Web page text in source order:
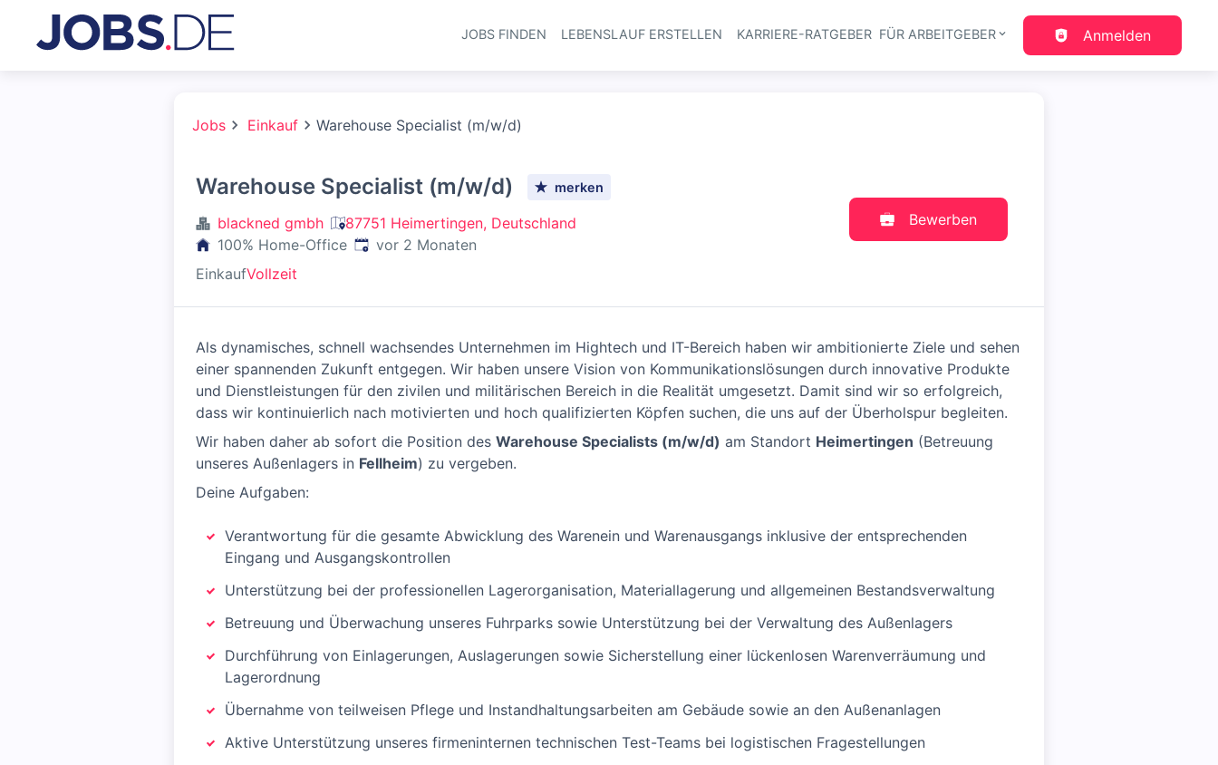
Haupt-Navigation
JOBS FINDEN LEBENSLAUF ERSTELLEN KARRIERE-RATGEBER FÜR ARBEITGEBER Anmelden
Jobs Einkauf Warehouse Specialist (m/w/d)
Warehouse Specialist (m/w/d) merken
blackned gmbh
87751 Heimertingen, Deutschland
100% Home-Office Veröffentlicht:
vor 2 Monaten
EinkaufVollzeit
Bewerben
Als dynamisches, schnell wachsendes Unternehmen im Hightech und IT-Bereich haben wir ambitionierte Ziele und sehen
einer spannenden Zukunft entgegen. Wir haben unsere Vision von Kommunikationslösungen durch innovative Produkte
und Dienstleistungen für den zivilen und militärischen Bereich in die Realität umgesetzt. Damit sind wir so erfolgreich,
dass wir kontinuierlich nach motivierten und hoch qualifizierten Köpfen suchen, die uns auf der Überholspur begleiten.
Wir haben daher ab sofort die Position des Warehouse Specialists (m/w/d) am Standort Heimertingen (Betreuung
unseres Außenlagers in Fellheim) zu vergeben.
Deine Aufgaben:
Verantwortung für die gesamte Abwicklung des Warenein und Warenausgangs inklusive der entsprechenden
Eingang und Ausgangskontrollen
Unterstützung bei der professionellen Lagerorganisation, Materiallagerung und allgemeinen Bestandsverwaltung
Betreuung und Überwachung unseres Fuhrparks sowie Unterstützung bei der Verwaltung des Außenlagers
Durchführung von Einlagerungen, Auslagerungen sowie Sicherstellung einer lückenlosen Warenverräumung und
Lagerordnung
Übernahme von teilweisen Pflege und Instandhaltungsarbeiten am Gebäude sowie an den Außenanlagen
Aktive Unterstützung unseres firmeninternen technischen Test-Teams bei logistischen Fragestellungen